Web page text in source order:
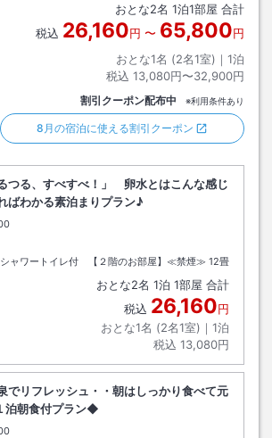
おとな2名 1泊1部屋 合計
税込 26,160円 〜 65,800円
おとな1名 (2名1室)｜ 1泊
税込 13,080円〜32,900円
割引クーポン配布中 ※利用条件あり
8月の宿泊に使える割引クーポン
つる、すべすべ！」 卵水とはこんな感じ
ばわかる素泊まりプラン♪
ックアウト
ャワートイレ付 【２階のお部屋】≪禁煙≫ 12畳
おとな2名 1泊 1部屋 合計
税込 26,160円
おとな1名 (2名1室)｜ 1泊
税込 13,080円
でリフレッシュ・・朝はしっかり食べて元
朝食付プラン◆
ックアウト